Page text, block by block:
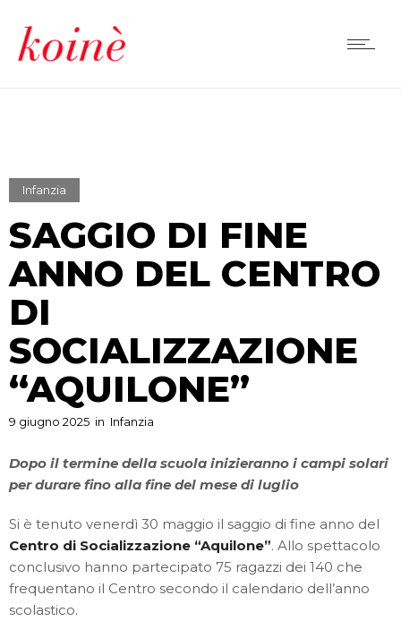
Infanzia
SAGGIO DI FINE
ANNO DEL CENTRO
DI
SOCIALIZZAZIONE
“AQUILONE”
9 giugno 2025 in Infanzia
Dopo il termine della scuola inizieranno i campi solari
per durare fino alla fine del mese di luglio
Si è tenuto venerdì 30 maggio il saggio di fine anno del
Centro di Socializzazione “Aquilone”. Allo spettacolo
conclusivo hanno partecipato 75 ragazzi dei 140 che
frequentano il Centro secondo il calendario dell’anno
scolastico.